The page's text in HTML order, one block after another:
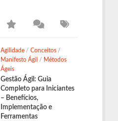
Agilidade / Conceitos /
Manifesto Ágil / Métodos
Ágeis
Gestão Ágil: Guia
Completo para Iniciantes
– Benefícios,
Implementação e
Ferramentas